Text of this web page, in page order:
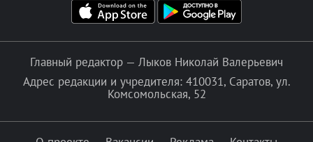
Главный редактор — Лыков Николай Валерьевич
Адрес редакции и учредителя: 410031, Саратов, ул.
Комсомольская, 52